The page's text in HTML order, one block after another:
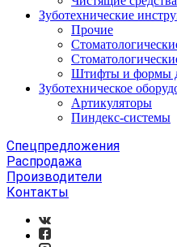
Зуботехнические
Прочие
Штифты и формы
Зуботехническое
Артикуляторы
Пиндекс-системы
Спецпредложения
Распродажа
Производители
Контакты